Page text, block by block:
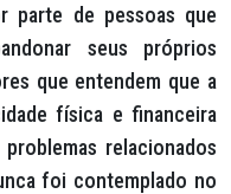
parte de pessoas que
seus próprios
que entendem que a
física e financeira
relacionados
foi contemplado no